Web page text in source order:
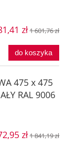
zł1 601,76 zł
do koszyka
475 x 475
RAL 9006
zł1 841,19 zł